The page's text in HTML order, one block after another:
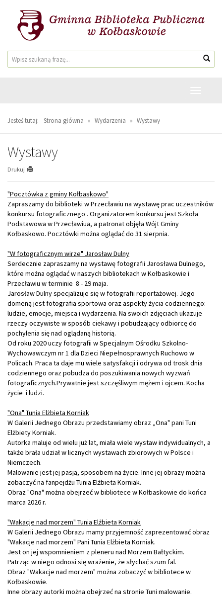
głównej
wyszukiwarki
Wyszukiwarka
Jesteś tutaj: Strona główna » Wydarzenia » Wystawy
Wystawy
Drukuj
"Pocztówka z gminy Kołbaskowo"
Zapraszamy do biblioteki w Przecławiu na wystawę prac uczestników
konkursu fotograficznego . Organizatorem konkursu jest Szkoła
Podstawowa w Przecławiua, a patronat objęła Wójt Gminy
Kołbaskowo. Pocztówki można oglądać do 31 sierpnia.
"W fotograficznym wirze" Jarosław Dulny
Serdecznie zapraszamy na wystawę fotografii Jarosława Dulnego,
które można oglądać w naszych bibliotekach w Kołbaskowie i
Przecławiu w terminie 8 - 29 maja.
Jarosław Dulny specjalizuje się w fotografii reportażowej. Jego
domeną jest fotografia sportowa oraz aspekty życia codziennego:
ludzie, emocje, miejsca i wydarzenia. Na swoich zdjęciach ukazuje
rzeczy oczywiste w sposób ciekawy i pobudzający odbiorcę do
pochylenia się nad oglądaną historią.
Od roku 2020 uczy fotografii w Specjalnym Ośrodku Szkolno-
Wychowawczym nr 1 dla Dzieci Niepełnosprawnych Ruchowo w
Policach. Praca ta daje mu wiele satysfakcji i odrywa od trosk dnia
codziennego oraz pobudza do poszukiwania nowych wyzwań
fotograficznych.Prywatnie jest szczęśliwym mężem i ojcem. Kocha
życie i ludzi.
"Ona" Tunia Elżbieta Korniak
W Galerii Jednego Obrazu przedstawiamy obraz „Ona" pani Tuni
Elżbiety Korniak.
Autorka maluje od wielu już lat, miała wiele wystaw indywidualnych, a
także brała udział w licznych wystawach zbiorowych w Polsce i
Niemczech.
Malowanie jest jej pasją, sposobem na życie. Inne jej obrazy można
zobaczyć na fanpejdżu Tunia Elżbieta Korniak.
Obraz "Ona" można obejrzeć w bibliotece w Kołbaskowie do końca
marca 2026 r.
"Wakacje nad morzem" Tunia Elżbieta Korniak
W Galerii Jednego Obrazu mamy przyjemność zaprezentować obraz
"Wakacje nad morzem" Pani Tunia Elżbieta Korniak.
Jest on jej wspomnieniem z pleneru nad Morzem Bałtyckim.
Patrząc w niego odnosi się wrażenie, że słychać szum fal.
Obraz "Wakacje nad morzem" można zobaczyć w bibliotece w
Kołbaskowie.
Inne obrazy autorki można obejrzeć na stronie Tuni malowanie.